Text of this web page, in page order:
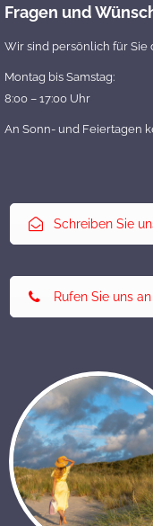
Fragen und
Wir sind persönlich für Sie
Montag bis Samstag:
8:00 – 17:00 Uhr
An Sonn- und Feiertagen
Schreiben Sie
Rufen Sie uns an